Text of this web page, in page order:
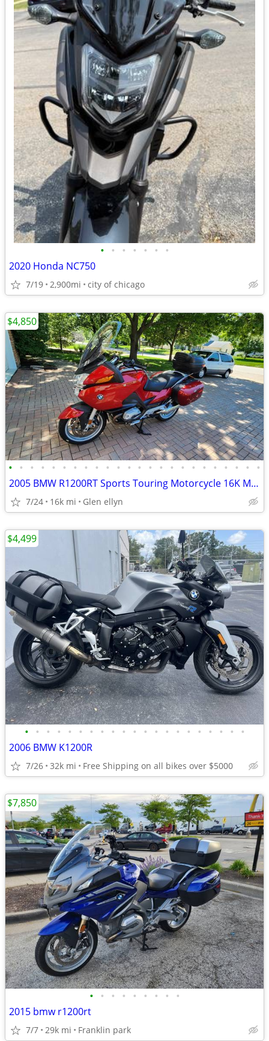
• • • • • • •
2020 Honda NC750
7/19 2,900mi city of chicago
• • • • • • • • • • • • • • • • • • • • • • • •
2005 BMW R1200RT Sports Touring Motorcycle 16K Miles New Tires Options
7/24 16k mi Glen ellyn
$4,850
• • • • • • • • • • • • • • • • • • • • •
2006 BMW K1200R
7/26 32k mi Free Shipping on all bikes over $5000
$4,499
• • • • • • • • •
2015 bmw r1200rt
7/7 29k mi Franklin park
$7,850